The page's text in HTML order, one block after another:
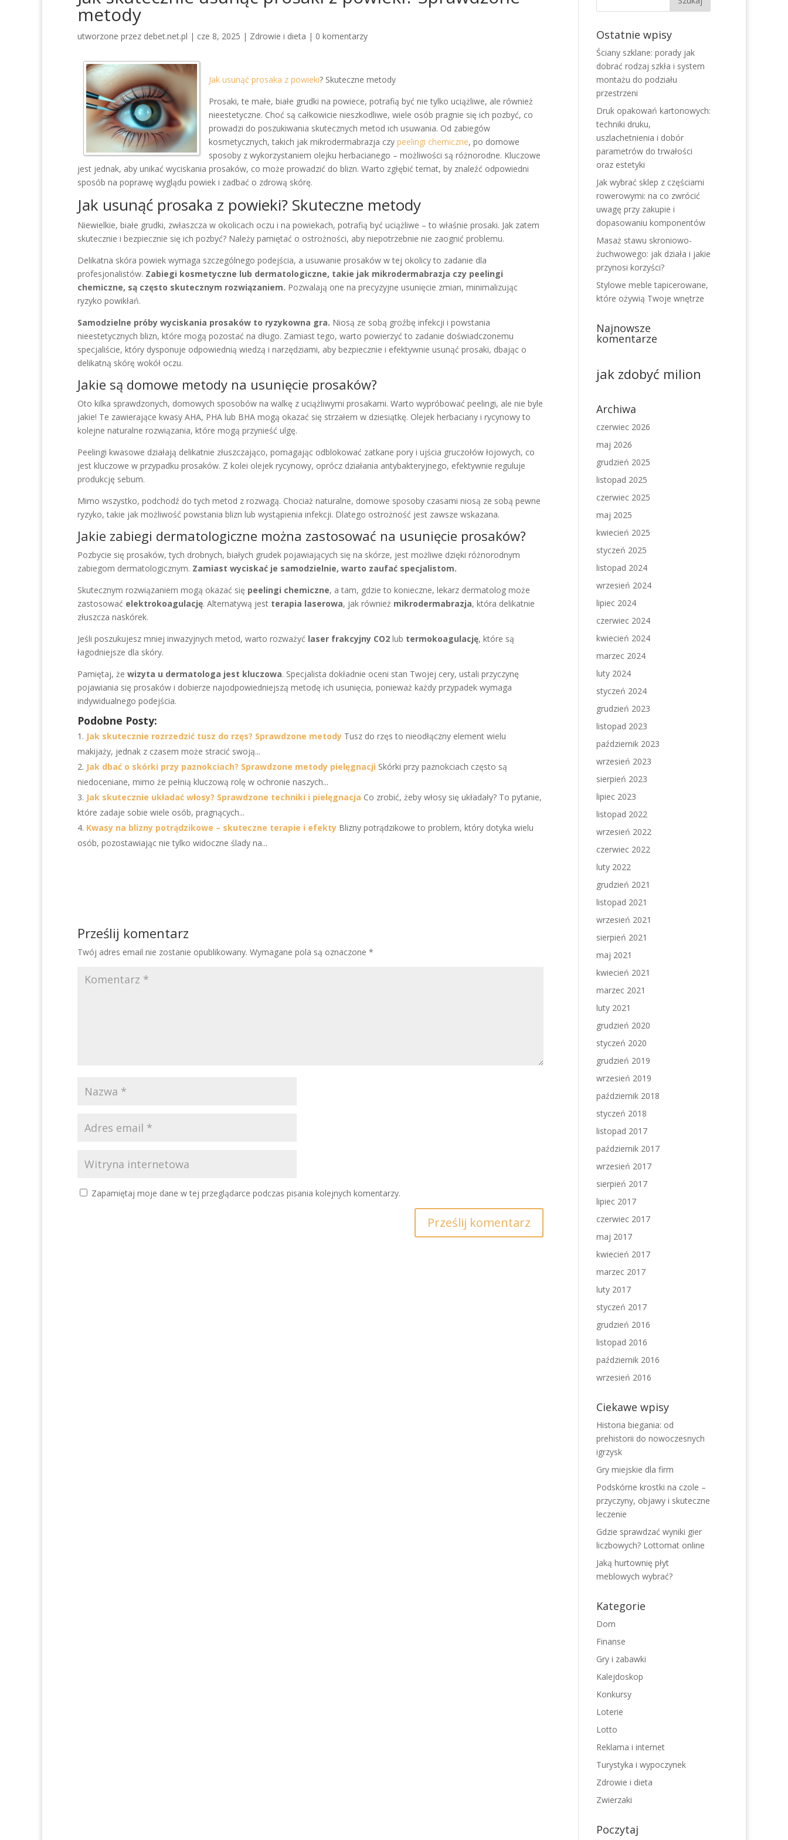
metody
utworzone przez debet.net.pl | cze 8, 2025 | Zdrowie i dieta | 0 komentarzy
Jak usunąć prosaka z powieki? Skuteczne metody
Prosaki, te małe, białe grudki na powiece, potrafią być nie tylko uciążliwe, ale również
nieestetyczne. Choć są całkowicie nieszkodliwe, wiele osób pragnie się ich pozbyć, co
prowadzi do poszukiwania skutecznych metod ich usuwania. Od zabiegów
kosmetycznych, takich jak mikrodermabrazja czy peelingi chemiczne, po domowe
sposoby z wykorzystaniem olejku herbacianego – możliwości są różnorodne. Kluczowe
jest jednak, aby unikać wyciskania prosaków, co może prowadzić do blizn. Warto zgłębić temat, by znaleźć odpowiedni
sposób na poprawę wyglądu powiek i zadbać o zdrową skórę.
Jak usunąć prosaka z powieki? Skuteczne metody
Niewielkie, białe grudki, zwłaszcza w okolicach oczu i na powiekach, potrafią być uciążliwe – to właśnie prosaki. Jak zatem
skutecznie i bezpiecznie się ich pozbyć? Należy pamiętać o ostrożności, aby niepotrzebnie nie zaognić problemu.
Delikatna skóra powiek wymaga szczególnego podejścia, a usuwanie prosaków w tej okolicy to zadanie dla
profesjonalistów. Zabiegi kosmetyczne lub dermatologiczne, takie jak mikrodermabrazja czy peelingi
chemiczne, są często skutecznym rozwiązaniem. Pozwalają one na precyzyjne usunięcie zmian, minimalizując
ryzyko powikłań.
Samodzielne próby wyciskania prosaków to ryzykowna gra. Niosą ze sobą groźbę infekcji i powstania
nieestetycznych blizn, które mogą pozostać na długo. Zamiast tego, warto powierzyć to zadanie doświadczonemu
specjaliście, który dysponuje odpowiednią wiedzą i narzędziami, aby bezpiecznie i efektywnie usunąć prosaki, dbając o
delikatną skórę wokół oczu.
Jakie są domowe metody na usunięcie prosaków?
Oto kilka sprawdzonych, domowych sposobów na walkę z uciążliwymi prosakami. Warto wypróbować peelingi, ale nie byle
jakie! Te zawierające kwasy AHA, PHA lub BHA mogą okazać się strzałem w dziesiątkę. Olejek herbaciany i rycynowy to
kolejne naturalne rozwiązania, które mogą przynieść ulgę.
Peelingi kwasowe działają delikatnie złuszczająco, pomagając odblokować zatkane pory i ujścia gruczołów łojowych, co
jest kluczowe w przypadku prosaków. Z kolei olejek rycynowy, oprócz działania antybakteryjnego, efektywnie reguluje
produkcję sebum.
Mimo wszystko, podchodź do tych metod z rozwagą. Chociaż naturalne, domowe sposoby czasami niosą ze sobą pewne
ryzyko, takie jak możliwość powstania blizn lub wystąpienia infekcji. Dlatego ostrożność jest zawsze wskazana.
Jakie zabiegi dermatologiczne można zastosować na usunięcie prosaków?
Pozbycie się prosaków, tych drobnych, białych grudek pojawiających się na skórze, jest możliwe dzięki różnorodnym
zabiegom dermatologicznym. Zamiast wyciskać je samodzielnie, warto zaufać specjalistom.
Skutecznym rozwiązaniem mogą okazać się peelingi chemiczne, a tam, gdzie to konieczne, lekarz dermatolog może
zastosować elektrokoagulację. Alternatywą jest terapia laserowa, jak również mikrodermabrazja, która delikatnie
złuszcza naskórek.
Jeśli poszukujesz mniej inwazyjnych metod, warto rozważyć laser frakcyjny CO2 lub termokoagulację, które są
łagodniejsze dla skóry.
Pamiętaj, że wizyta u dermatologa jest kluczowa. Specjalista dokładnie oceni stan Twojej cery, ustali przyczynę
pojawiania się prosaków i dobierze najodpowiedniejszą metodę ich usunięcia, ponieważ każdy przypadek wymaga
indywidualnego podejścia.
Podobne Posty:
Jak skutecznie rozrzedzić tusz do rzęs? Sprawdzone metody Tusz do rzęs to nieodłączny element wielu
makijaży, jednak z czasem może stracić swoją...
Jak dbać o skórki przy paznokciach? Sprawdzone metody pielęgnacji Skórki przy paznokciach często są
niedoceniane, mimo że pełnią kluczową rolę w ochronie naszych...
Jak skutecznie układać włosy? Sprawdzone techniki i pielęgnacja Co zrobić, żeby włosy się układały? To pytanie,
które zadaje sobie wiele osób, pragnących...
Kwasy na blizny potrądzikowe – skuteczne terapie i efekty Blizny potrądzikowe to problem, który dotyka wielu
osób, pozostawiając nie tylko widoczne ślady na...
Prześlij komentarz
Twój adres email nie zostanie opublikowany. Wymagane pola są oznaczone *
Zapamiętaj moje dane w tej przeglądarce podczas pisania kolejnych komentarzy.
Ostatnie wpisy
Ściany szklane: porady jak
dobrać rodzaj szkła i system
montażu do podziału
przestrzeni
Druk opakowań kartonowych:
techniki druku,
uszlachetnienia i dobór
parametrów do trwałości
oraz estetyki
Jak wybrać sklep z częściami
rowerowymi: na co zwrócić
uwagę przy zakupie i
dopasowaniu komponentów
Masaż stawu skroniowo-
żuchwowego: jak działa i jakie
przynosi korzyści?
Stylowe meble tapicerowane,
które ożywią Twoje wnętrze
Najnowsze
komentarze
jak zdobyć milion
Archiwa
czerwiec 2026
maj 2026
grudzień 2025
listopad 2025
czerwiec 2025
maj 2025
kwiecień 2025
styczeń 2025
listopad 2024
wrzesień 2024
lipiec 2024
czerwiec 2024
kwiecień 2024
marzec 2024
luty 2024
styczeń 2024
grudzień 2023
listopad 2023
październik 2023
wrzesień 2023
sierpień 2023
lipiec 2023
listopad 2022
wrzesień 2022
czerwiec 2022
luty 2022
grudzień 2021
listopad 2021
wrzesień 2021
sierpień 2021
maj 2021
kwiecień 2021
marzec 2021
luty 2021
grudzień 2020
styczeń 2020
grudzień 2019
wrzesień 2019
październik 2018
styczeń 2018
listopad 2017
październik 2017
wrzesień 2017
sierpień 2017
lipiec 2017
czerwiec 2017
maj 2017
kwiecień 2017
marzec 2017
luty 2017
styczeń 2017
grudzień 2016
listopad 2016
październik 2016
wrzesień 2016
Ciekawe wpisy
Historia biegania: od
prehistorii do nowoczesnych
igrzysk
Gry miejskie dla firm
Podskórne krostki na czole –
przyczyny, objawy i skuteczne
leczenie
Gdzie sprawdzać wyniki gier
liczbowych? Lottomat online
Jaką hurtownię płyt
meblowych wybrać?
Kategorie
Dom
Finanse
Gry i zabawki
Kalejdoskop
Konkursy
Loterie
Lotto
Reklama i internet
Turystyka i wypoczynek
Zdrowie i dieta
Zwierzaki
Poczytaj